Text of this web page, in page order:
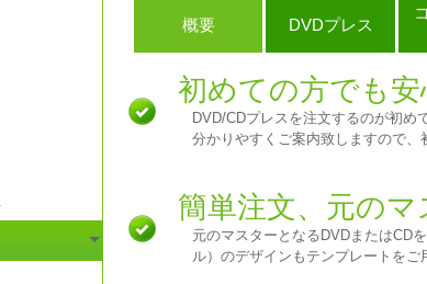
概要 DVDプレス
初めての方でも安
DVD/CDプレスを注文するのが初め
分かりやすくご案内致しますので、
簡単注文、元の
元のマスターとなるDVDまたはCD
ル）のデザインもテンプレートをご